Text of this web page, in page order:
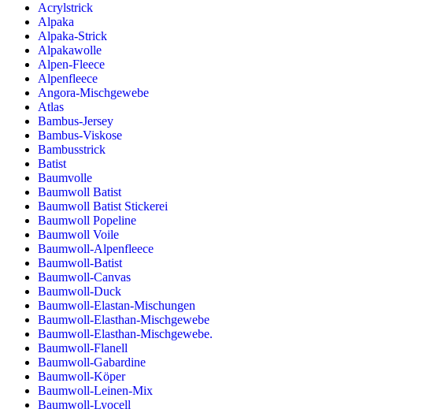
Acrylstrick
Alpaka
Alpaka-Strick
Alpakawolle
Alpen-Fleece
Alpenfleece
Angora-Mischgewebe
Atlas
Bambus-Jersey
Bambus-Viskose
Bambusstrick
Batist
Baumvolle
Baumwoll Batist
Baumwoll Batist Stickerei
Baumwoll Popeline
Baumwoll Voile
Baumwoll-Alpenfleece
Baumwoll-Batist
Baumwoll-Canvas
Baumwoll-Duck
Baumwoll-Elastan-Mischungen
Baumwoll-Elasthan-Mischgewebe
Baumwoll-Elasthan-Mischgewebe.
Baumwoll-Flanell
Baumwoll-Gabardine
Baumwoll-Köper
Baumwoll-Leinen-Mix
Baumwoll-Lyocell